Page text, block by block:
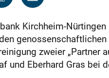
Kirchheim-
zweier „Partner
und Eberhard Gras bei